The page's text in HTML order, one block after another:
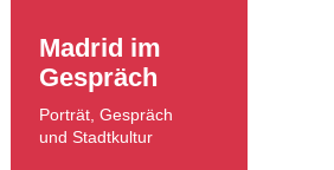
Madrid im
Gespräch
Porträt, Gespräch
und Stadtkultur